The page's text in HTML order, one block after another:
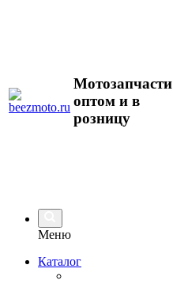
Мотозапчасти
оптом и в
розницу
Меню
Каталог